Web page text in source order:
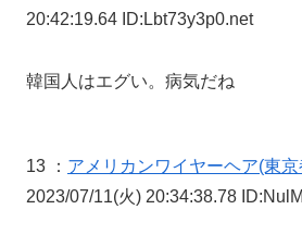
20:42:19.64 ID:Lbt73y3p0.net
韓国人はエグい。病気だね
13 ： アメリカンワイヤーヘア(東
2023/07/11(火) 20:34:38.78